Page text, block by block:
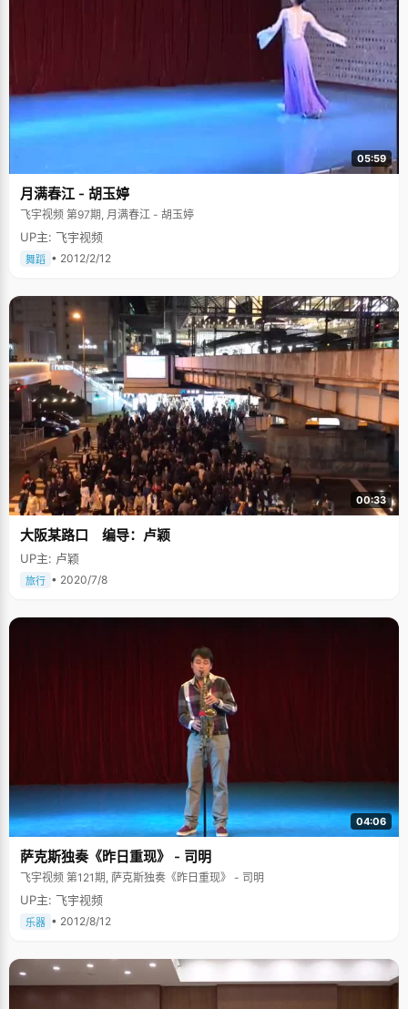
05:59
月满春江 - 胡玉婷
飞宇视频 第97期, 月满春江 - 胡玉婷
UP主: 飞宇视频
舞蹈 • 2012/2/12
00:33
大阪某路口 编导：卢颖
UP主: 卢颖
旅行 • 2020/7/8
04:06
萨克斯独奏《昨日重现》 - 司明
飞宇视频 第121期, 萨克斯独奏《昨日重现》 - 司明
UP主: 飞宇视频
乐器 • 2012/8/12